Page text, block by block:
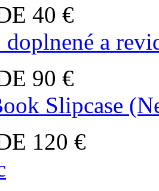
40 €
a
90 €
Slipcase
120 €